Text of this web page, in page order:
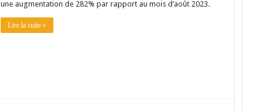
une augmentation de 282% par rapport au mois d’août 2023.
Lire la suite »